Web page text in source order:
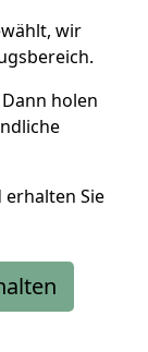
wir
Dann holen
erhalten Sie